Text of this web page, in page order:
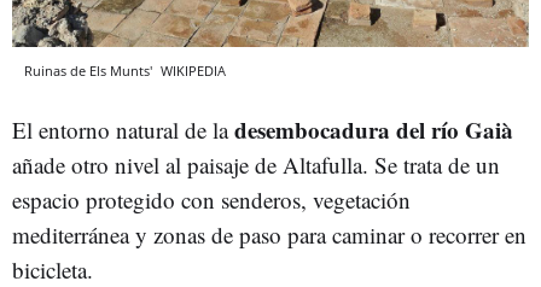
Ruinas de Els Munts' WIKIPEDIA
El entorno natural de ladesembocadura del río Gaià
añade otro nivel al paisaje de Altafulla. Se trata de un
espacio protegido con senderos, vegetación
mediterránea y zonas de paso para caminar o recorrer en
bicicleta.